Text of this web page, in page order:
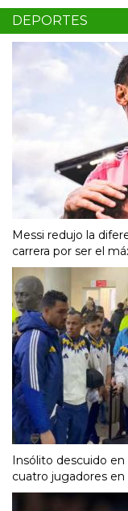
DEPORTES
Messi redujo la
carrera por ser el
Insólito descuido en
cuatro jugadores